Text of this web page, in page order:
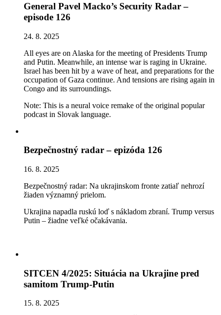
General Pavel Macko’s Security Radar –
episode 126
24. 8. 2025
All eyes are on Alaska for the meeting of Presidents Trump
and Putin. Meanwhile, an intense war is raging in Ukraine.
Israel has been hit by a wave of heat, and preparations for the
occupation of Gaza continue. And tensions are rising again in
Congo and its surroundings.
Note: This is a neural voice remake of the original popular
podcast in Slovak language.
Bezpečnostný radar – epizóda 126
16. 8. 2025
Bezpečnostný radar: Na ukrajinskom fronte zatiaľ nehrozí
žiaden významný prielom.
Ukrajina napadla ruskú loď s nákladom zbraní. Trump versus
Putin – žiadne veľké očakávania.
SITCEN 4/2025: Situácia na Ukrajine pred
samitom Trump-Putin
15. 8. 2025